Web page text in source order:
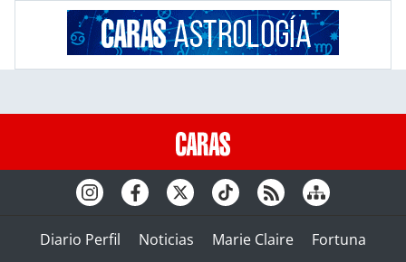
Diario Perfil Noticias Marie Claire
Fortuna